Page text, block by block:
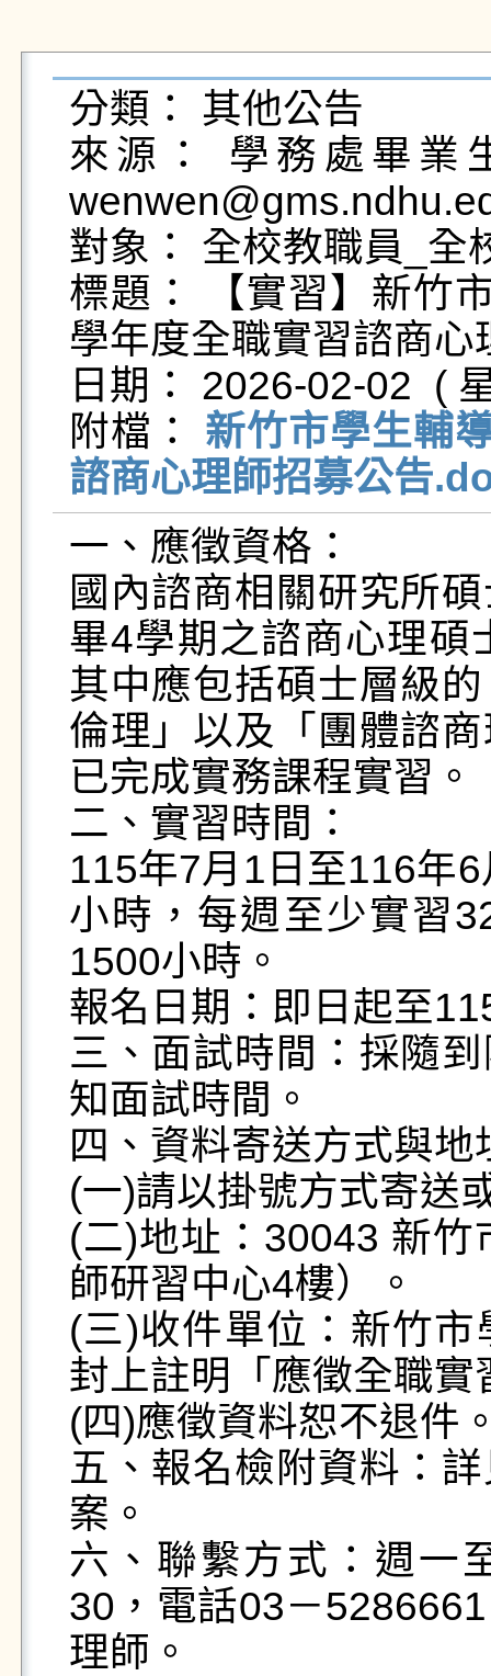
分類： 其他公告
來源： 學務處畢業
對象： 全校教職員_全
標題： 【實習】新竹
學年度全職實習諮商
日期： 2026-02-02  (
附檔： 新竹市學生輔
諮商心理師招募公告
一、應徵資格：
國內諮商相關研究所
畢4學期之諮商心理碩
其中應包括碩士層級
倫理」以及「團體諮
已完成實務課程實習。
二、實習時間：
115年7月1日至116年
小時，每週至少實習
1500小時。
報名日期：即日起至
三、面試時間：採隨
知面試時間。
四、資料寄送方式與地
(一)請以掛號方式寄送
(二)地址：30043 新
師研習中心4樓）。
(三)收件單位：新竹
封上註明「應徵全職實
(四)應徵資料恕不退件
五、報名檢附資料：
案。
六、聯繫方式：週一
30，電話03－
理師。